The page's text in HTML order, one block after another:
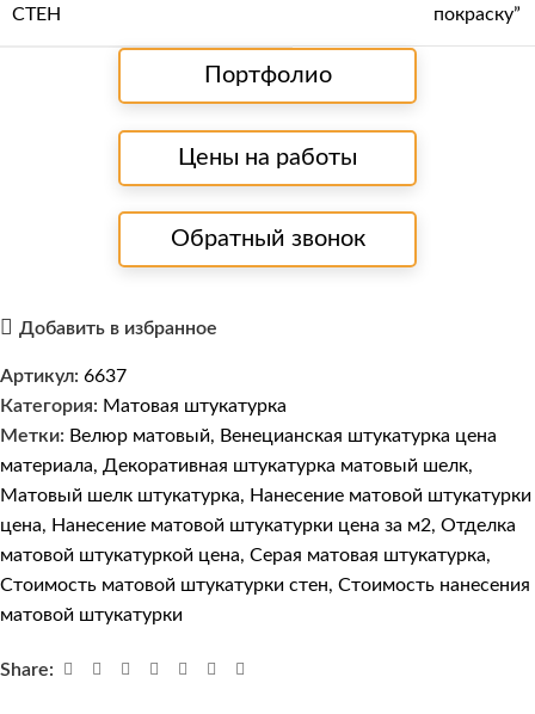
СТЕН
покраску”
Портфолио
Цены на работы
Обратный звонок
Добавить в избранное
Артикул: 6637
Категория: Матовая штукатурка
Метки: Велюр матовый, Венецианская штукатурка цена
материала, Декоративная штукатурка матовый шелк,
Матовый шелк штукатурка, Нанесение матовой штукатурки
цена, Нанесение матовой штукатурки цена за м2, Отделка
матовой штукатуркой цена, Серая матовая штукатурка,
Стоимость матовой штукатурки стен, Стоимость нанесения
матовой штукатурки
Share: